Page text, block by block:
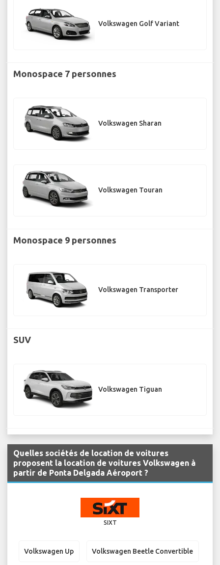
Volkswagen Golf Variant
Monospace 7 personnes
Volkswagen Sharan
Volkswagen Touran
Monospace 9 personnes
Volkswagen Transporter
SUV
Volkswagen Tiguan
Quelles sociétés de location de voitures
proposent la location de voitures Volkswagen à
partir de Ponta Delgada Aéroport ?
SIXT
Volkswagen Up Volkswagen Beetle Convertible